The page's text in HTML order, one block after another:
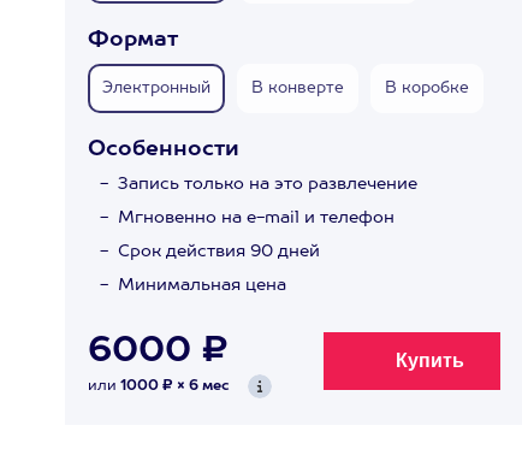
Формат
Электронный В конверте В коробке
Особенности
Запись только на это развлечение
Мгновенно на e-mail и телефон
Срок действия 90 дней
Минимальная цена
6000 ₽
или 1000 ₽ × 6 мес